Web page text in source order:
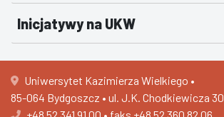
Inicjatywy na UKW
Uniwersytet Kazimierza Wielkiego •
85-064 Bydgoszcz • ul. J.K. Chodkiewicza 30